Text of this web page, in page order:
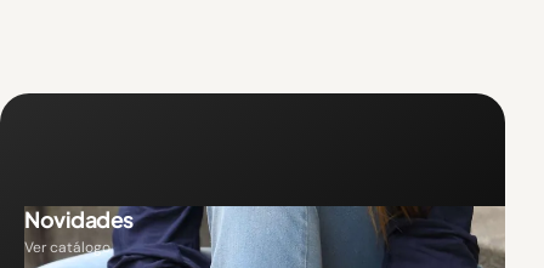
Novidades
Ver catálogo